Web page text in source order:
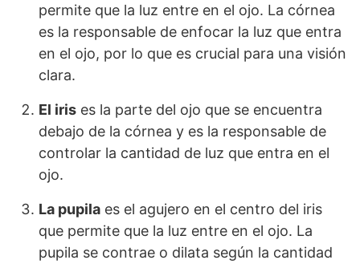
permite que la luz entre en el ojo. La córnea
es la responsable de enfocar la luz que entra
en el ojo, por lo que es crucial para una visión
clara.
El iris es la parte del ojo que se encuentra
debajo de la córnea y es la responsable de
controlar la cantidad de luz que entra en el
ojo.
La pupila es el agujero en el centro del iris
que permite que la luz entre en el ojo. La
pupila se contrae o dilata según la cantidad